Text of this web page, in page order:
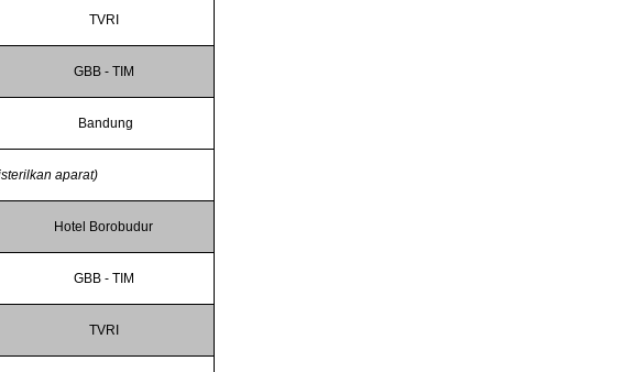
TVRI
GBB - TIM
Bandung
aparat)
Hotel Borobudur
GBB - TIM
TVRI